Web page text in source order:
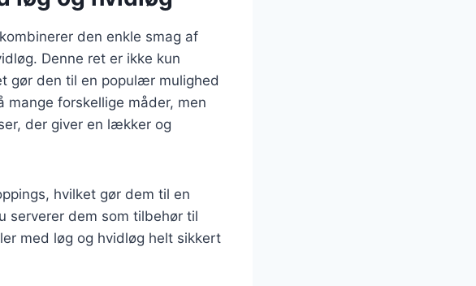
den enkle smag af
Denne ret er ikke kun
gør den til en populær mulighed
forskellige måder, men
der giver en lækker og
hvilket gør dem til en
serverer dem som tilbehør til
med løg og hvidløg helt sikkert